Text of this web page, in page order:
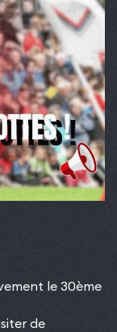
le 30ème
de